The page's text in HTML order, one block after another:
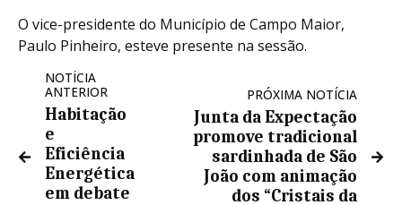
O vice-presidente do Município de Campo Maior,
Paulo Pinheiro, esteve presente na sessão.
NOTÍCIA
ANTERIOR
Habitação
e
Eficiência
Energética
em debate
PRÓXIMA NOTÍCIA
Junta da Expectação
promove tradicional
sardinhada de São
João com animação
dos “Cristais da